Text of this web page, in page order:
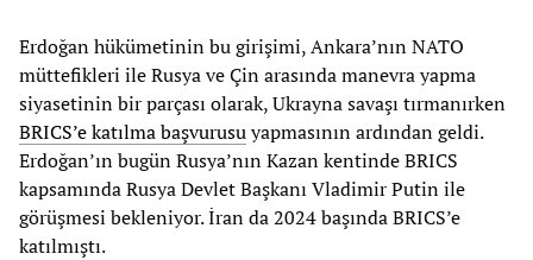
Erdoğan hükümetinin bu girişimi, Ankara’nın NATO
müttefikleri ile Rusya ve Çin arasında manevra yapma
siyasetinin bir parçası olarak, Ukrayna savaşı tırmanırken
BRICS’e katılma başvurusuyapmasının ardından geldi.
Erdoğan’ın bugün Rusya’nın Kazan kentinde BRICS
kapsamında Rusya Devlet Başkanı Vladimir Putin ile
görüşmesi bekleniyor. İran da 2024 başında BRICS’e
katılmıştı.